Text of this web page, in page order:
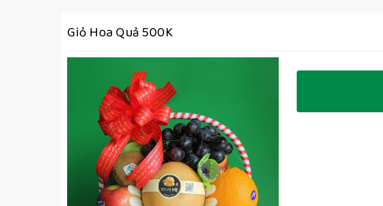
Giỏ Hoa Quả 500K